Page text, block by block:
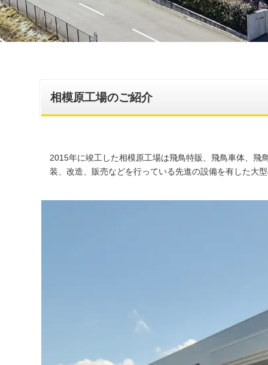
相模原工場のご紹介
2015年に竣工した相模原工場は飛鳥特販、飛鳥車体、
装、改造、販売などを行っている先進の設備を有した大